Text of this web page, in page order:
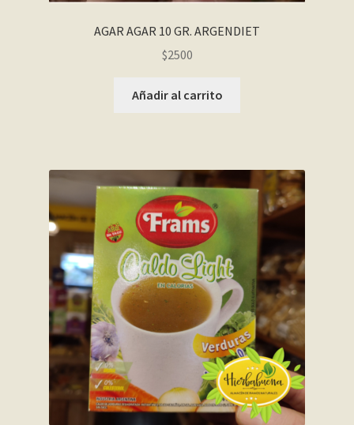
AGAR AGAR 10 GR. ARGENDIET
$2500
Añadir al carrito